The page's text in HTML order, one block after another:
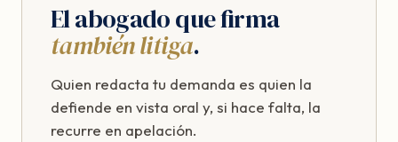
El abogado que firma
también litiga.
Quien redacta tu demanda es quien la
defiende en vista oral y, si hace falta, la
recurre en apelación.